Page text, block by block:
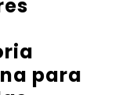
para